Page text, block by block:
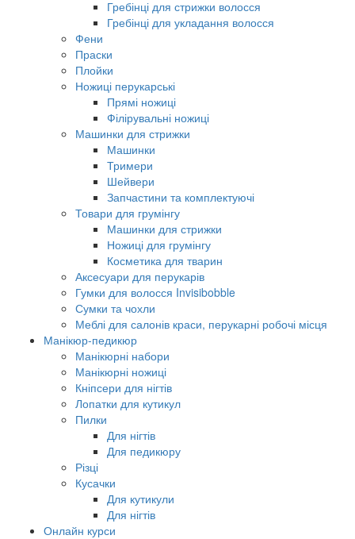
Гребінці для стрижки волосся
Гребінці для укладання волосся
Фени
Праски
Плойки
Ножиці перукарські
Прямі ножиці
Філірувальні ножиці
Машинки для стрижки
Машинки
Тримери
Шейвери
Запчастини та комплектуючі
Товари для грумінгу
Машинки для стрижки
Ножиці для грумінгу
Косметика для тварин
Аксесуари для перукарів
Гумки для волосся Invisibobble
Сумки та чохли
Меблі для салонів краси, перукарні робочі місця
Манікюр-педикюр
Манікюрні набори
Манікюрні ножиці
Кніпсери для нігтів
Лопатки для кутикул
Пилки
Для нігтів
Для педикюру
Різці
Кусачки
Для кутикули
Для нігтів
Онлайн курси